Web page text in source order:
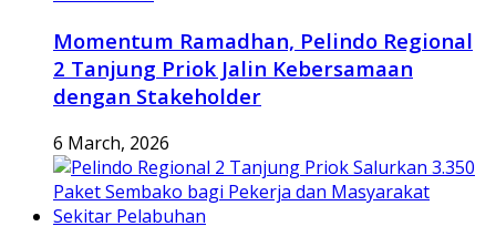
Momentum Ramadhan, Pelindo Regional
2 Tanjung Priok Jalin Kebersamaan
dengan Stakeholder
6 March, 2026